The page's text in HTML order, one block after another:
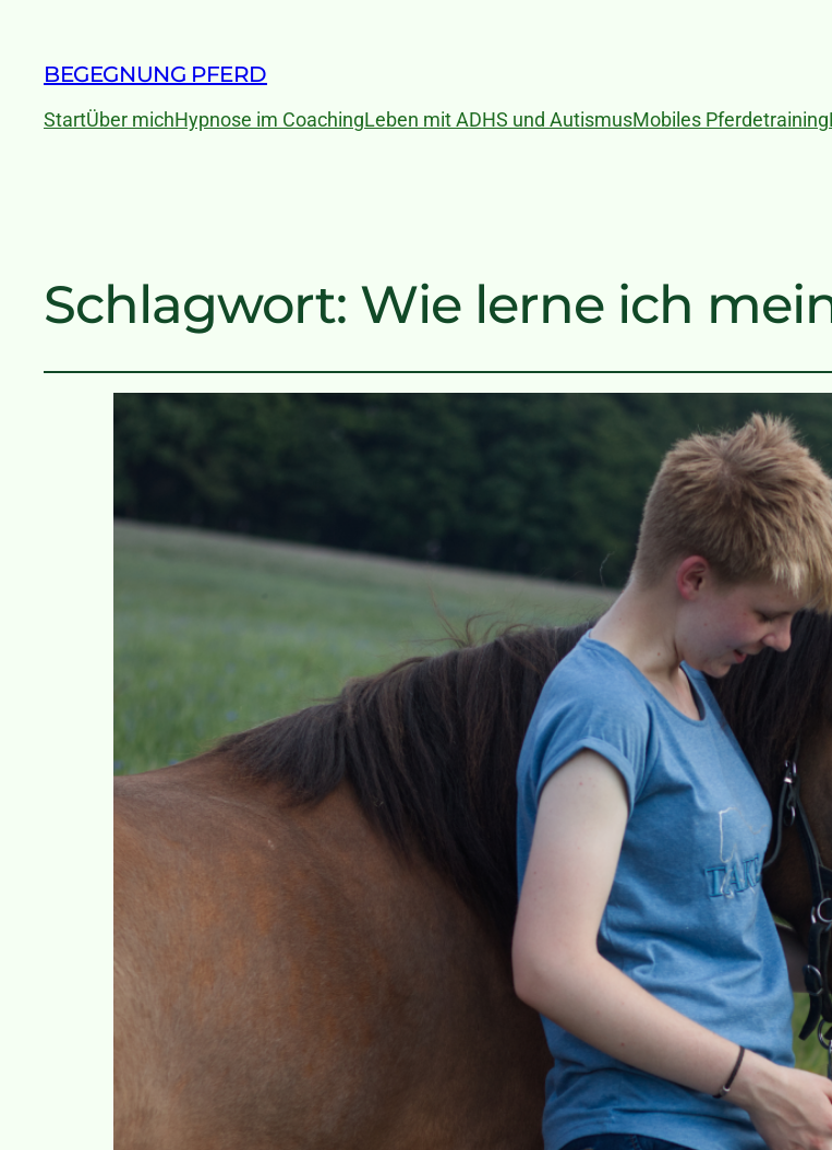
BEGEGNUNG PFERD
StartÜber michHypnose im CoachingLeben mit ADHS und AutismusMobiles Pferdetraining
Schlagwort: Wie lerne ich